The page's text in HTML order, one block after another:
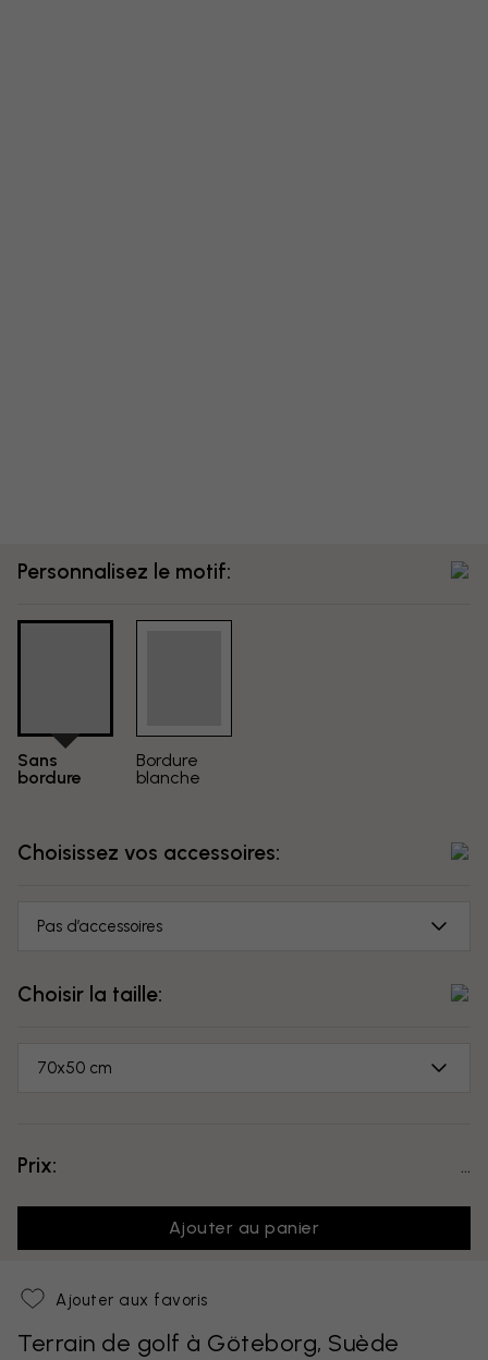
Personnalisez le motif:
Sans
bordure
Bordure
blanche
Choisissez vos accessoires:
Pas d’accessoires
Choisir la taille:
70x50 cm
Prix:
Ajouter au panier
Ajouter aux favoris
Terrain de golf à Göteborg, Suède